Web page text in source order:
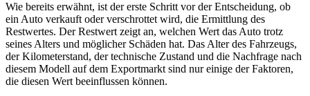
Wie bereits erwähnt, ist der erste Schritt vor der Entscheidung, ob
ein Auto verkauft oder verschrottet wird, die Ermittlung des
Restwertes. Der Restwert zeigt an, welchen Wert das Auto trotz
seines Alters und möglicher Schäden hat. Das Alter des Fahrzeugs,
der Kilometerstand, der technische Zustand und die Nachfrage nach
diesem Modell auf dem Exportmarkt sind nur einige der Faktoren,
die diesen Wert beeinflussen können.